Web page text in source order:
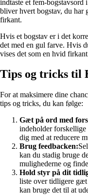
indtaste et fem-
bliver hvert bogstav, du har
firkant.
Hvis et bogstav er i det
det med en gul farve. Hvis
vises det som en hvid
Tips og tricks til
For at maksimere dine
tips og tricks, du kan følge:
Gæt på ord med
indeholder
dig med at reducere
Brug feedbacken:
kan du stadig bruge
mulighederne og
Hold styr på dit
liste over tidligere gæt
kan bruge det til at